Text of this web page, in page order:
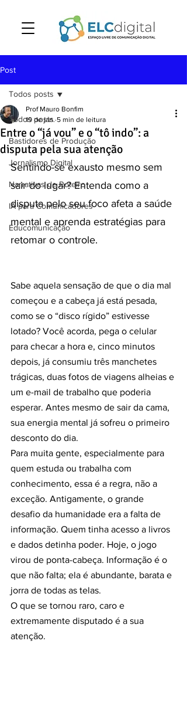
Post
Todos posts
Bastidores de Produção
Jornalismo Digital
Narrativas de Roteiro
IA para Comunicadores
Educomunicação
Todos posts
Entre o “já vou” e o “tô indo”: a
disputa pela sua atenção
Prof Mauro Bonfim
19 de jan. 5 min de leitura
Sentindo-se exausto mesmo sem
sair do lugar? Entenda como a
disputa pelo seu foco afeta a saúde
mental e aprenda estratégias para
retomar o controle.
Sabe aquela sensação de que o dia mal
começou e a cabeça já está pesada,
como se o “disco rígido” estivesse
lotado? Você acorda, pega o celular
para checar a hora e, cinco minutos
depois, já consumiu três manchetes
trágicas, duas fotos de viagens alheias e
um e-mail de trabalho que poderia
esperar. Antes mesmo de sair da cama,
sua energia mental já sofreu o primeiro
desconto do dia.
Para muita gente, especialmente para
quem estuda ou trabalha com
conhecimento, essa é a regra, não a
exceção. Antigamente, o grande
desafio da humanidade era a falta de
informação. Quem tinha acesso a livros
e dados detinha poder. Hoje, o jogo
virou de ponta-cabeça. Informação é o
que não falta; ela é abundante, barata e
jorra de todas as telas.
O que se tornou raro, caro e
extremamente disputado é a sua
atenção.